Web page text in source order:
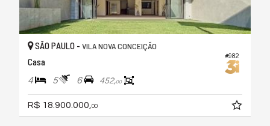
#982
SÃO PAULO - VILA NOVA CONCEIÇÃO
Casa
4 5 6 452,00
R$ 18.900.000,00